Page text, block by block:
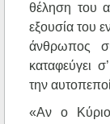
θέληση του
εξουσία του
άνθρωπος
καταφεύγει
την
«Αν ο